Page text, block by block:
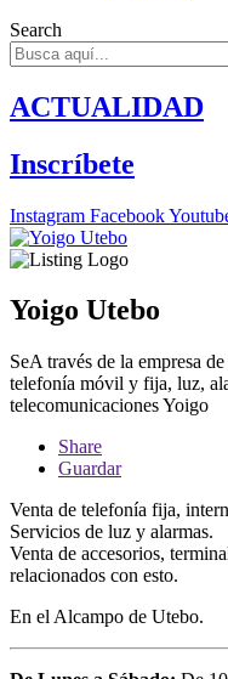
Search
ACTUALIDAD
Inscríbete
Instagram Facebook
Yoigo Utebo
SeA través de la empresa
telefonía móvil y fija, luz,
telecomunicaciones Yoigo
Share
Guardar
Venta de telefonía fija,
Servicios de luz y alarmas.
Venta de accesorios,
relacionados con esto.
En el Alcampo de Utebo.